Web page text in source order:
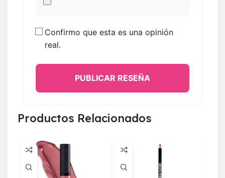
Confirmo que esta es una opinión
real.
PUBLICAR RESEÑA
Productos Relacionados